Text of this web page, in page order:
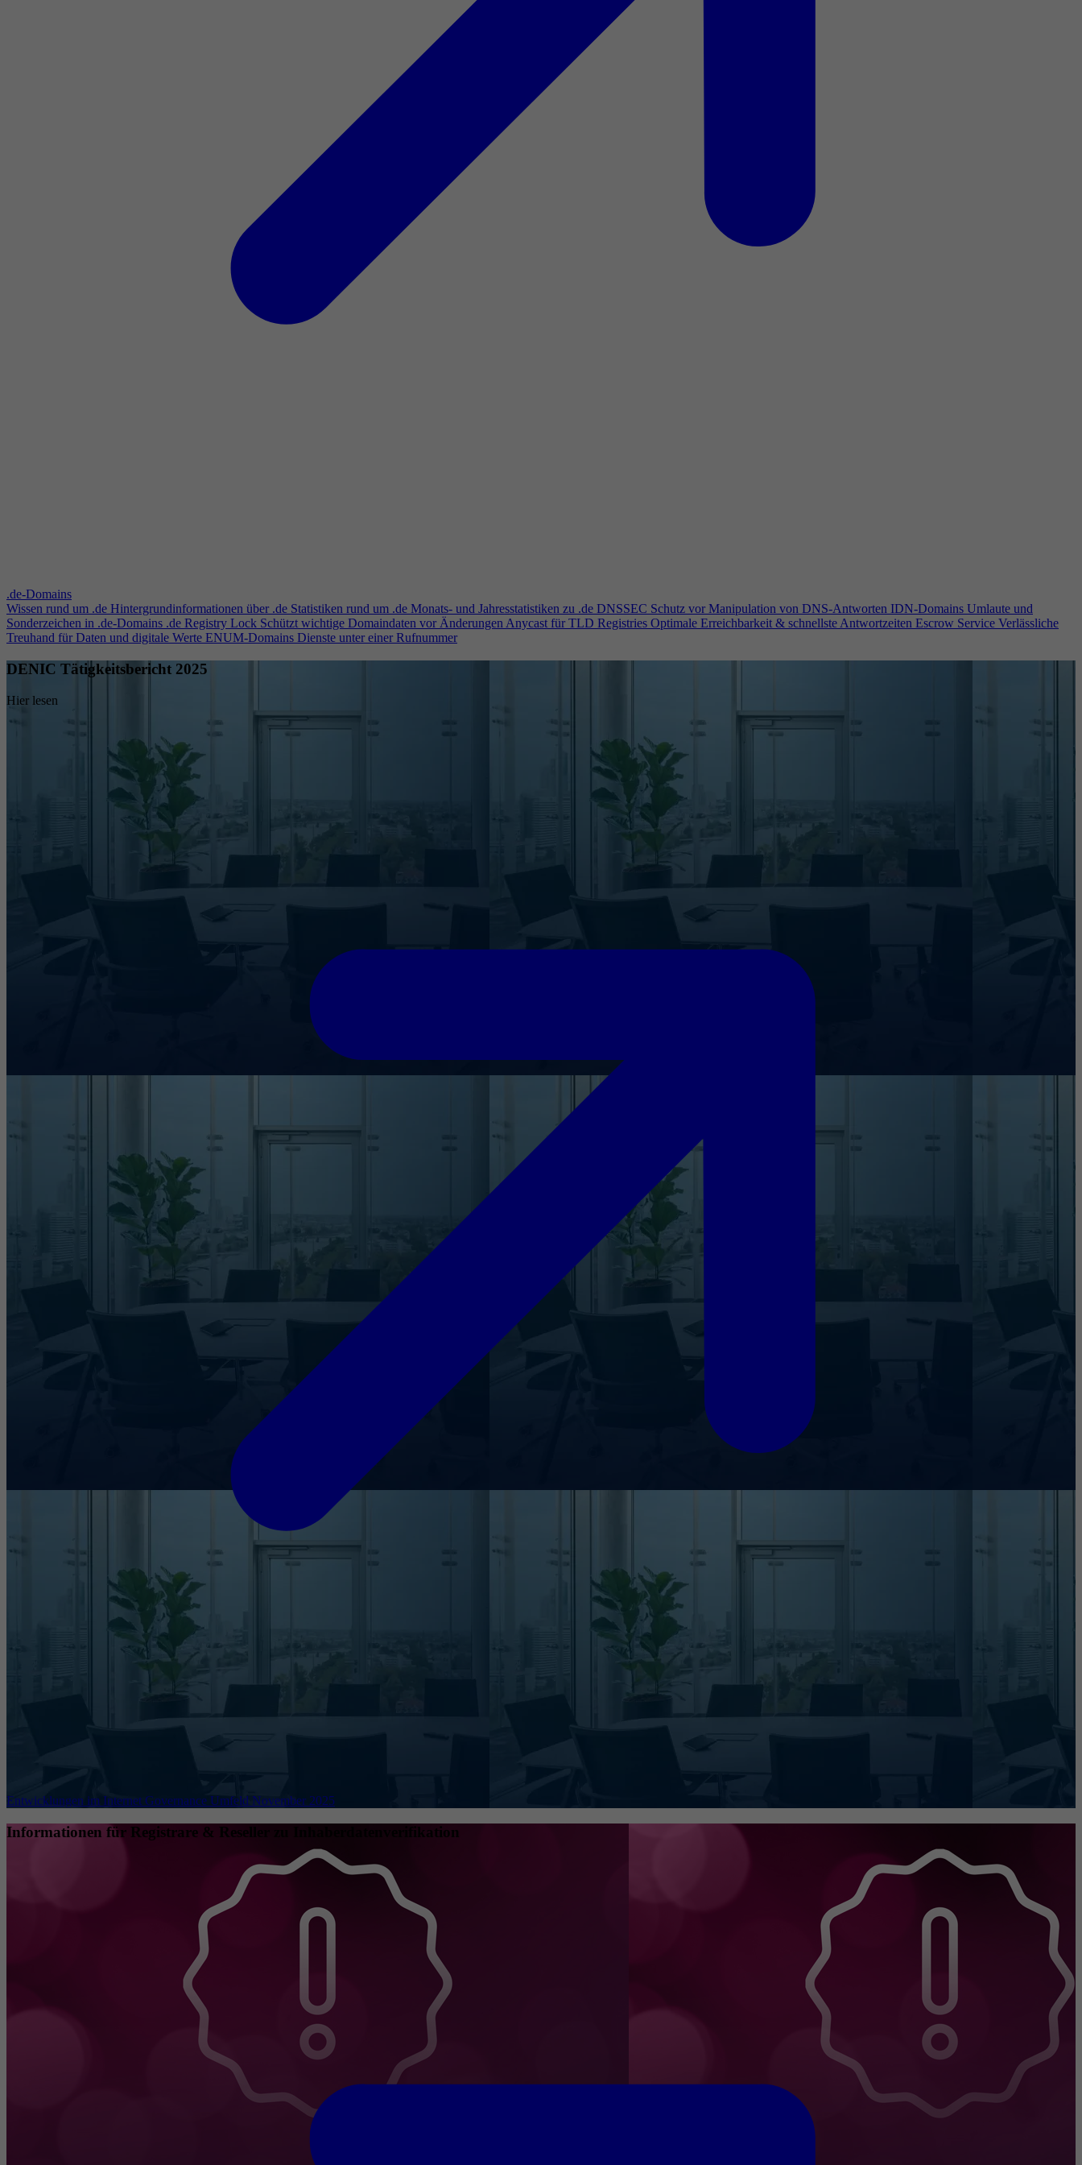
.de-Domains
Wissen rund um .de Hintergrundinformationen über .de Statistiken rund um .de Monats- und Jahresstatistiken zu .de DNSSEC Schutz vor Manipulation von DNS-Antworten IDN-Domains Umlaute und
Sonderzeichen in .de-Domains .de Registry Lock Schützt wichtige Domaindaten vor ÄnderungenAnycast für TLD Registries Optimale Erreichbarkeit & schnellste Antwortzeiten Escrow Service Verlässliche
Treuhand für Daten und digitale Werte ENUM-Domains Dienste unter einer Rufnummer
DENIC Tätigkeitsbericht 2025
Hier lesen
Entwicklungen im Internet Governance Umfeld November 2025
Informationen für Registrare & Reseller zu Inhaberdatenverifikation